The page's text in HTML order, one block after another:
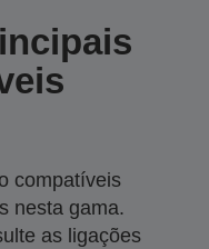
compatíveis
nesta gama.
as ligações